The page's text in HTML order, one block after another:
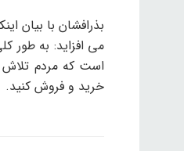
می افزاید: به طور
است که مردم تلاش
خرید و فروش کنید.